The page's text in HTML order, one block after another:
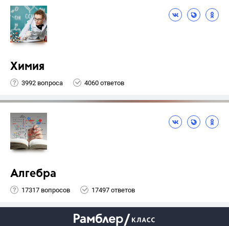
Химия
3992 вопроса 4060 ответов
Алгебра
17317 вопросов 17497 ответов